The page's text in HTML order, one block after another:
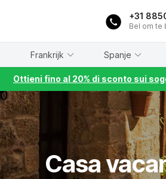
+31
Bel om te
Frankrijk Spanje
Ottieni fino al 20% di sconto sui
Casa